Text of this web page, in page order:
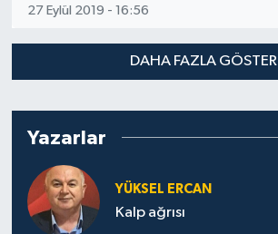
27 Eylül 2019 - 16:56
DAHA FAZLA GÖSTER
Yazarlar
YÜKSEL ERCAN
Kalp ağrısı